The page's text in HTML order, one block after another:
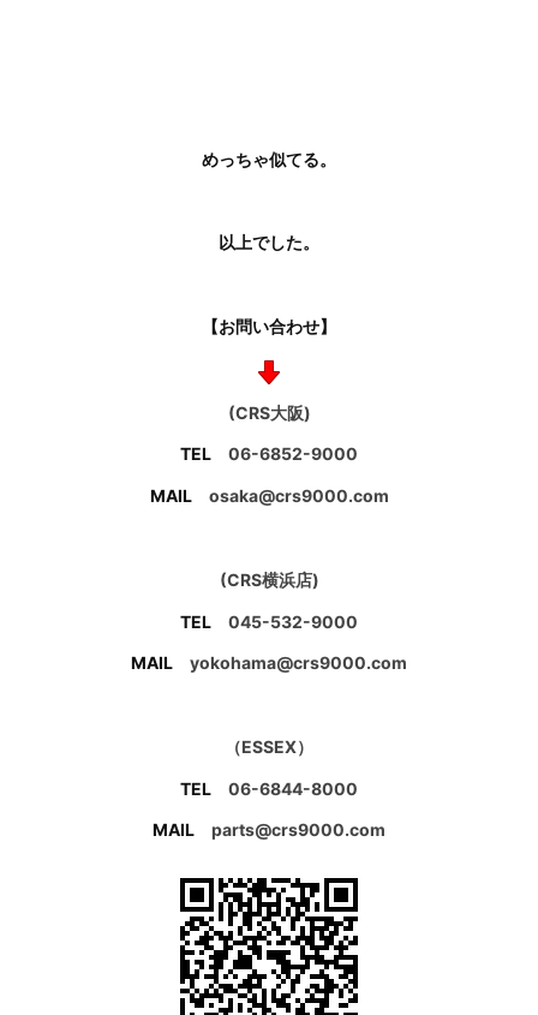
めっちゃ似てる。
以上でした。
【お問い合わせ】
(CRS大阪)
TEL 06-6852-9000
MAIL osaka@crs9000.com
(CRS横浜店)
TEL 045-532-9000
MAIL yokohama@crs9000.com
（ESSEX）
TEL 06-6844-8000
MAIL parts@crs9000.com